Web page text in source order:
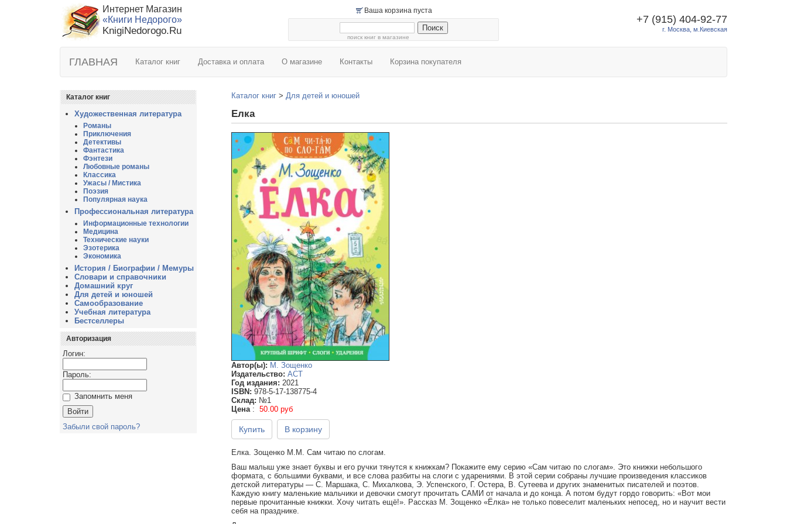
Интернет Магазин
«Книги Недорого»
KnigiNedorogo.Ru
Ваша корзина пуста
поиск книг в магазине
+7 (915) 404-92-77
г. Москва, м.Киевская
ГЛАВНАЯ Каталог книг Доставка и оплата О магазине Контакты Корзина покупателя
Каталог книг
Художественная литература
Романы
Приключения
Детективы
Фантастика
Фэнтези
Любовные романы
Классика
Ужасы / Мистика
Поэзия
Популярная наука
Профессиональная литература
Информационные технологии
Медицина
Технические науки
Эзотерика
Экономика
История / Биографии / Мемуры
Словари и справочники
Домашний круг
Для детей и юношей
Самообразование
Учебная литература
Бестселлеры
Авторизация
Логин:
Пароль:
Запомнить меня
Забыли свой пароль?
Каталог книг> Для детей и юношей
Елка
Автор(ы): М. Зощенко
Издательство: АСТ
Год издания: 2021
ISBN: 978-5-17-138775-4
Склад: №1
Цена: 50.00 руб
Купить В корзину
Елка. Зощенко М.М. Сам читаю по слогам.
Ваш малыш уже знает буквы и его ручки тянутся к книжкам? Покажите ему серию «Сам читаю по слогам». Это книжки небольшого
формата, с большими буквами, и все слова разбиты на слоги с ударениями. В этой серии собраны лучшие произведения классиков
детской литературы — С. Маршака, С. Михалкова, Э. Успенского, Г. Остера, В. Сутеева и других знаменитых писателей и поэтов.
Каждую книгу маленькие мальчики и девочки смогут прочитать САМИ от начала и до конца. А потом будут гордо говорить: «Вот мои
первые прочитанные книжки. Хочу читать ещё!». Рассказ М. Зощенко «Ёлка» не только повеселит маленьких непосед, но и научит вести
себя на празднике.